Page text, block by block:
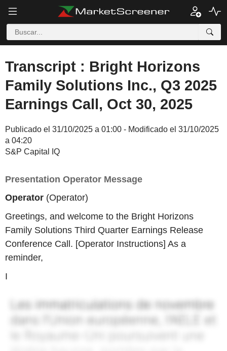
Transcript : Bright Horizons
Family Solutions Inc., Q3 2025
Earnings Call, Oct 30, 2025
Publicado el 31/10/2025 a 01:00 - Modificado el 31/10/2025
a 04:20
S&P Capital IQ
Presentation Operator Message
Operator (Operator)
Greetings, and welcome to the Bright Horizons
Family Solutions Third Quarter Earnings Release
Conference Call. [Operator Instructions] As a
reminder,
I